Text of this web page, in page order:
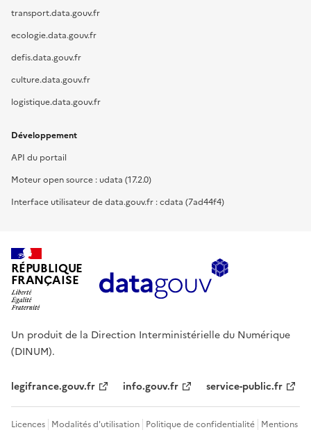
transport.data.gouv.fr
ecologie.data.gouv.fr
defis.data.gouv.fr
culture.data.gouv.fr
logistique.data.gouv.fr
Développement
API du portail
Moteur open source : udata (17.2.0)
Interface utilisateur de data.gouv.fr : cdata (7ad44f4)
RÉPUBLIQUE
FRANÇAISE
Un produit de la Direction Interministérielle du Numérique
(DINUM).
legifrance.gouv.fr info.gouv.fr service-public.fr
Licences Modalités d'utilisation Politique de confidentialité Mentions